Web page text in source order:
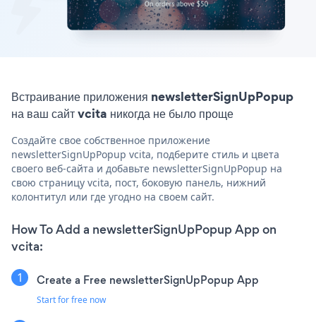
Встраивание приложения newsletterSignUpPopup
на ваш сайт vcita никогда не было проще
Создайте свое собственное приложение
newsletterSignUpPopup vcita, подберите стиль и цвета
своего веб-сайта и добавьте newsletterSignUpPopup на
свою страницу vcita, пост, боковую панель, нижний
колонтитул или где угодно на своем сайт.
How To Add a newsletterSignUpPopup App on
vcita:
Create a Free newsletterSignUpPopup App
Start for free now